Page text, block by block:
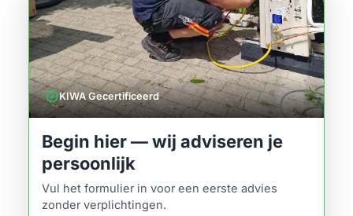
verifiedKIWA Gecertificeerd
Begin hier — wij adviseren je
persoonlijk
Vul het formulier in voor een eerste advies
zonder verplichtingen.